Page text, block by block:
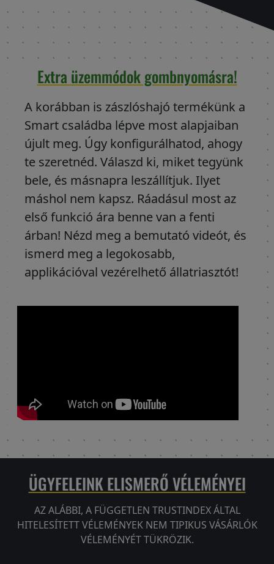
Extra üzemmódok gombnyomásra!
A korábban is zászlóshajó termékünk a
Smart családba lépve most alapjaiban
újult meg. Úgy konfigurálhatod, ahogy
te szeretnéd. Válaszd ki, miket tegyünk
bele, és másnapra leszállítjuk. Ilyet
máshol nem kapsz. Ráadásul most az
első funkció ára benne van a fenti
árban! Nézd meg a bemutató videót, és
ismerd meg a legokosabb,
applikációval vezérelhető állatriasztót!
ÜGYFELEINK ELISMERŐ VÉLEMÉNYEI
AZ ALÁBBI, A FÜGGETLEN TRUSTINDEX ÁLTAL
HITELESÍTETT VÉLEMÉNYEK NEM TIPIKUS VÁSÁRLÓK
VÉLEMÉNYÉT TÜKRÖZIK.